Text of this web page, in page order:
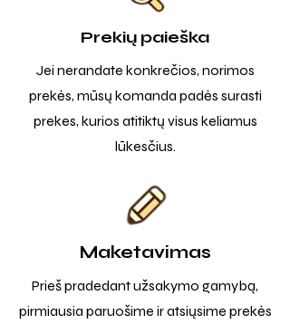
Prekių paieška
Jei nerandate konkrečios, norimos
prekės, mūsų komanda padės surasti
prekes, kurios atitiktų visus keliamus
lūkesčius.
Maketavimas
Prieš pradedant užsakymo gamybą,
pirmiausia paruošime ir atsiųsime prekės